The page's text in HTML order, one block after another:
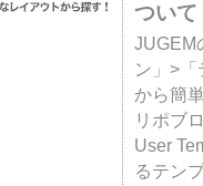
ついて
JUGEM
ン」>
から簡
リポブ
User
るテン